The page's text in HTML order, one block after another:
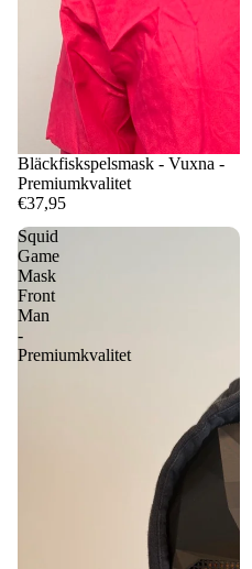
Bläckfiskspelsmask - Vuxna -
Premiumkvalitet
€37,95
Squid
Game
Mask
Front
Man
-
Premiumkvalitet